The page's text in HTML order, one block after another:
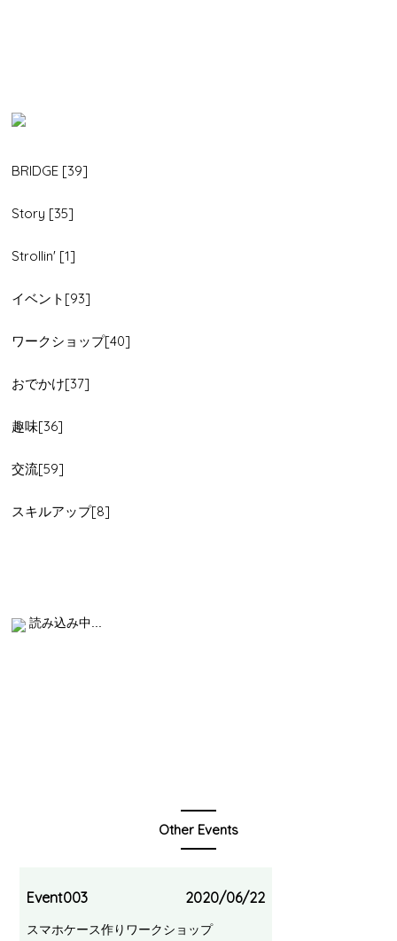
BRIDGE [39]
Story [35]
Strollin' [1]
イベント[93]
ワークショップ[40]
おでかけ[37]
趣味[36]
交流[59]
スキルアップ[8]
読み込み中...
Other Events
Event003 2020/06/22
スマホケース作りワークショップ